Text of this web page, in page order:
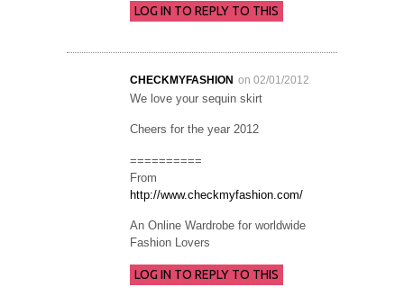
LOG IN TO REPLY TO THIS
CHECKMYFASHION on 02/01/2012
We love your sequin skirt
Cheers for the year 2012
==========
From
http://www.checkmyfashion.com/
An Online Wardrobe for worldwide
Fashion Lovers
LOG IN TO REPLY TO THIS